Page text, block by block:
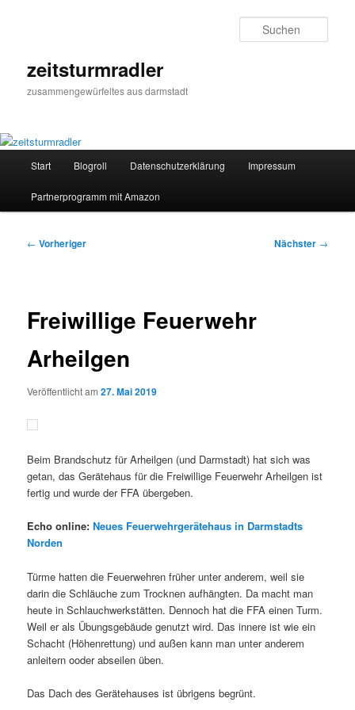
zeitsturmradler
zusammengewürfeltes aus darmstadt
Start Blogroll Datenschutzerklärung Impressum
Partnerprogramm mit Amazon
Beitragsnavigation
← Vorheriger Nächster →
Freiwillige Feuerwehr
Arheilgen
Veröffentlicht am27. Mai 2019
Beim Brandschutz für Arheilgen (und Darmstadt) hat sich was
getan, das Gerätehaus für die Freiwillige Feuerwehr Arheilgen ist
fertig und wurde der FFA übergeben.
Echo online:Neues Feuerwehrgerätehaus in Darmstadts
Norden
Türme hatten die Feuerwehren früher unter anderem, weil sie
darin die Schläuche zum Trocknen aufhängten. Da macht man
heute in Schlauchwerkstätten. Dennoch hat die FFA einen Turm.
Weil er als Übungsgebäude genutzt wird. Das innere ist wie ein
Schacht (Höhenrettung) und außen kann man unter anderem
anleitern ooder abseilen üben.
Das Dach des Gerätehauses ist übrigens begrünt.